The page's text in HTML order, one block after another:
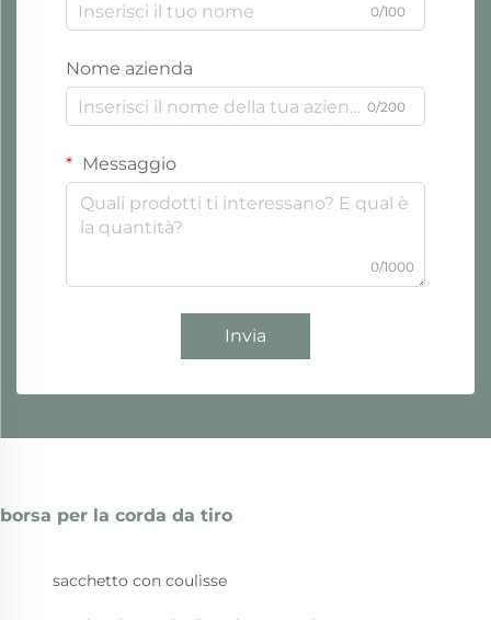
0/100
Nome azienda
0/200
Messaggio
0/1000
Invia
borsa per la corda da tiro
sacchetto con coulisse